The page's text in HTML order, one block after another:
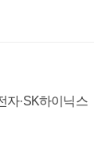
자·SK하이닉스